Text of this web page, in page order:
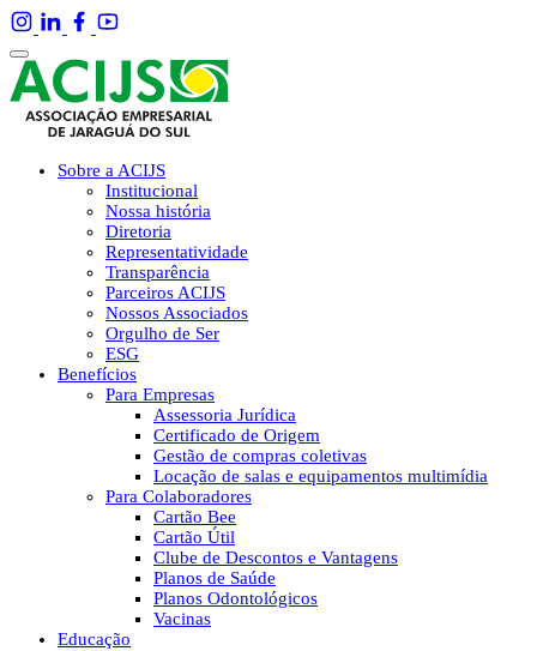
Sobre a ACIJS
Institucional
Nossa história
Diretoria
Representatividade
Transparência
Parceiros ACIJS
Nossos Associados
Orgulho de Ser
ESG
Benefícios
Para Empresas
Assessoria Jurídica
Certificado de Origem
Gestão de compras coletivas
Locação de salas e equipamentos multimídia
Para Colaboradores
Cartão Bee
Cartão Útil
Clube de Descontos e Vantagens
Planos de Saúde
Planos Odontológicos
Vacinas
Educação